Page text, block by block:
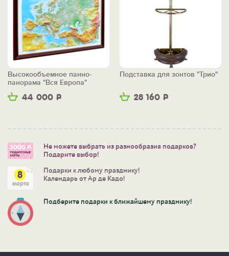
44 000 Р
Высокообъемное панно-
панорама "Вся Европа"
28 160 Р
Подставка для зонтов "Трио"
Не можете выбрать из разнообразия подарков?
Подарите выбор!
Подарки к любому празднику!
Календарь от Ар де Кадо!
Подберите подарки к ближайшему празднику!